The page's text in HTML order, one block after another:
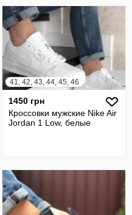
41, 42, 43, 44, 45, 46
1450 грн
Кроссовки мужские Nike Air
Jordan 1 Low, белые